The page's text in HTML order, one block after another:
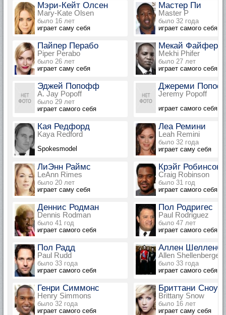
Мэри-Кейт Олсен
Mary-Kate Olsen
было 16 лет
играет саму себя
Мастер Пи
Master P
было 32 года
играет самого себя
Пайпер Перабо
Piper Perabo
было 26 лет
играет саму себя
Мекай Файфер
Mekhi Phifer
было 27 лет
играет самого себя
Эджей Попофф
A. Jay Popoff
было 29 лет
играет самого себя
Джереми
Jeremy Popoff
играет самого себя
Кая Редфорд
Kaya Redford
Spokesmodel
Леа Ремини
Leah Remini
было 32 года
играет саму себя
ЛиЭнн Раймс
LeAnn Rimes
было 20 лет
играет саму себя
Крэйг Робинсон
Craig Robinson
было 31 год
играет самого себя
Деннис Родман
Dennis Rodman
было 41 год
играет самого себя
Пол Родригес
Paul Rodriguez
было 47 лет
играет самого себя
Пол Радд
Paul Rudd
было 33 года
играет самого себя
Аллен
Allen Shellenberger
было 33 года
играет самого себя
Генри Симмонс
Henry Simmons
было 32 года
играет самого себя
Бриттани Сноу
Brittany Snow
было 16 лет
играет саму себя